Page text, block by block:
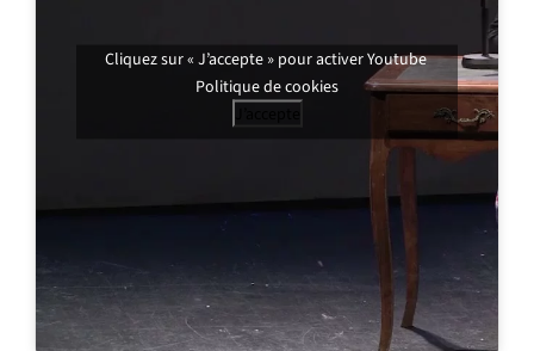
Cliquez sur « J’accepte » pour activer Youtube
Politique de cookies